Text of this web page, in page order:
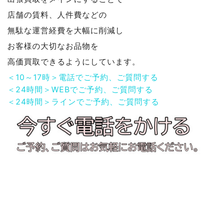
店舗の賃料、人件費などの
無駄な運営経費を大幅に削減し
お客様の大切なお品物を
高価買取できるようにしています。
＜10～17時＞電話でご予約、ご質問する
＜24時間＞WEBでご予約、ご質問する
＜24時間＞ラインでご予約、ご質問する